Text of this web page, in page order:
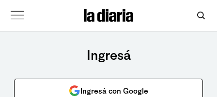
Ingresá
Ingresá con Google